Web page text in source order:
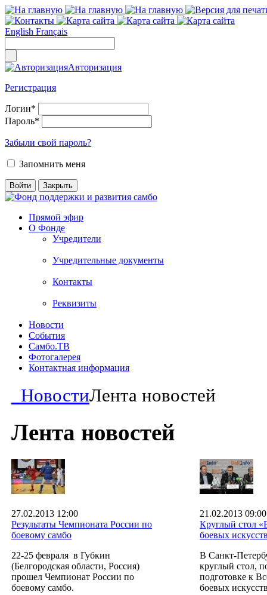
English Français
Авторизация
Регистрация
Логин*
Пароль*
Забыли свой пароль?
Запомнить меня
Прямой эфир
О Фонде
Учредители
Учредительные документы
Контакты
Реквизиты
Новости
События
Самбо.ТВ
Фотогалерея
Контактная информация
НовостиЛента новостей
Лента новостей
27.02.2013 12:00
Результаты Чемпионата России по
боевому самбо
22-25 февраля в Губкин
(Белгородская области, Россия)
прошел Чемпионат России по
боевому самбо.
21.02.2013 09:00
Круглый стол
боевых
В Санкт-
круглый стол,
подготовке к
боевых